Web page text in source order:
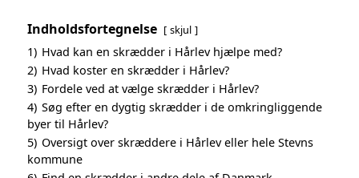
Indholdsfortegnelse skjul
1) Hvad kan en skrædder i Hårlev hjælpe med?
2) Hvad koster en skrædder i Hårlev?
3) Fordele ved at vælge skrædder i Hårlev?
4) Søg efter en dygtig skrædder i de omkringliggende
byer til Hårlev?
5) Oversigt over skræddere i Hårlev eller hele Stevns
kommune